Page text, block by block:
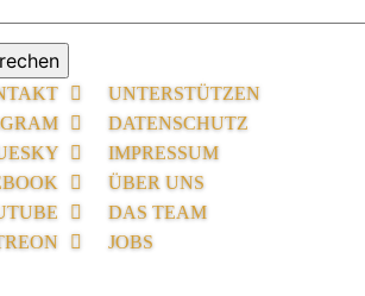
UNTERSTÜTZEN
DATENSCHUTZ
IMPRESSUM
ÜBER UNS
DAS TEAM
JOBS